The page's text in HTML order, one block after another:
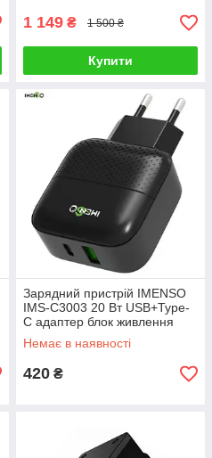
1 149 ₴ 1 500 ₴
Купити
Зарядний пристрій IMENSO
IMS-C3003 20 Вт USB+Type-
C адаптер блок живлення
Чорний
Немає в наявності
420 ₴